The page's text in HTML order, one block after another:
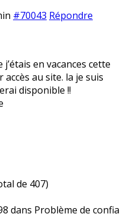
#70043 Répondre
en vacances cette
accès au site. la je suis
disponible !!
de 407)
dans Problème de